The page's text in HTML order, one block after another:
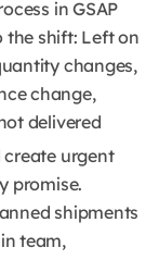
in GSAP
the shift: Left on
changes,
change,
delivered
create urgent
promise.
shipments
team,